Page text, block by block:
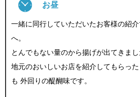
お昼
一緒に同行していただいたお客様の紹
へ。
とんでもない量のから揚げが出てきまし
地元のおいしいお店を紹介してもらっ
も 外回りの醍醐味です。